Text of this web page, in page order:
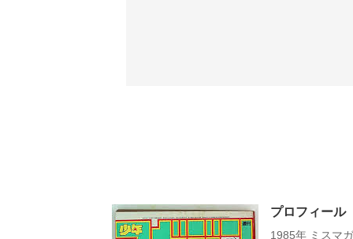
プロフィール
1985年 ミスマ